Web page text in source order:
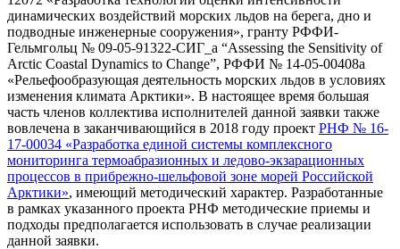
динамических воздействий морских льдов на берега, дно и
подводные инженерные сооружения», гранту РФФИ-
Гельмгольц № 09-05-91322-СИГ_а “Assessing the Sensitivity of
Arctic Coastal Dynamics to Change”, РФФИ № 14-05-00408а
«Рельефообразующая деятельность морских льдов в условиях
изменения климата Арктики». В настоящее время большая
часть членов коллектива исполнителей данной заявки также
вовлечена в заканчивающийся в 2018 году проект РНФ № 16-
17-00034 «Разработка единой системы комплексного
мониторинга термоабразионных и ледово-экзарационных
процессов в прибрежно-шельфовой зоне морей Российской
Арктики», имеющий методический характер. Разработанные
в рамках указанного проекта РНФ методические приемы и
подходы предполагается использовать в случае реализации
данной заявки.